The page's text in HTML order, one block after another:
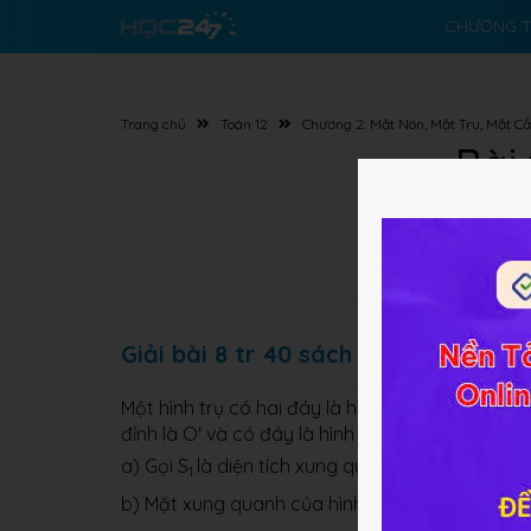
CHƯƠNG
Trang chủ Toán 12 Chương 2: Mặt Nón, Mặt Trụ, Mặt
Bài
Giải bài 8 tr 40 sách GK Toán Hình
Một hình trụ có hai đáy là hai hình tròn (O;r)
đỉnh là O' và có đáy là hình tròn (O;r).
a) Gọi S1 là diện tích xung quanh của hình trụ và
b) Mặt xung quanh của hình nónchia khối trụ